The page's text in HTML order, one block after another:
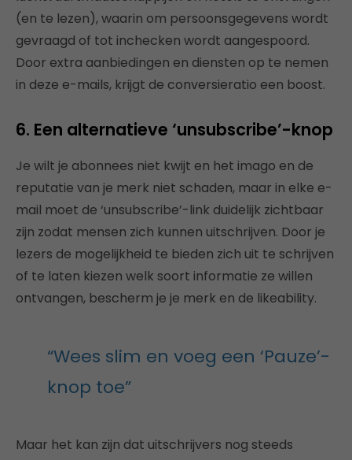
(en te lezen), waarin om persoonsgegevens wordt
gevraagd of tot inchecken wordt aangespoord.
Door extra aanbiedingen en diensten op te nemen
in deze e-mails, krijgt de conversieratio een boost.
6. Een alternatieve ‘unsubscribe’-knop
Je wilt je abonnees niet kwijt en het imago en de
reputatie van je merk niet schaden, maar in elke e-
mail moet de ‘unsubscribe’-link duidelijk zichtbaar
zijn zodat mensen zich kunnen uitschrijven. Door je
lezers de mogelijkheid te bieden zich uit te schrijven
of te laten kiezen welk soort informatie ze willen
ontvangen, bescherm je je merk en de likeability.
“Wees slim en voeg een ‘Pauze’-
knop toe”
Maar het kan zijn dat uitschrijvers nog steeds